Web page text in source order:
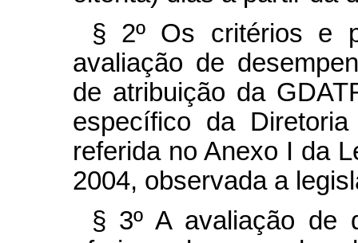
§ 2º Os critérios e
avaliação de
de atribuição da
específico da
referida no Anexo I da
2004, observada a
§ 3º A avaliação de